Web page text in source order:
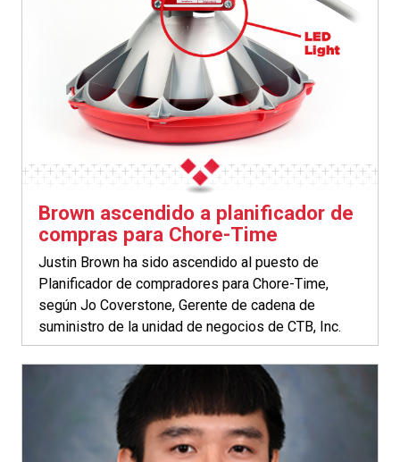
Brown ascendido a planificador de
compras para Chore-Time
Justin Brown ha sido ascendido al puesto de
Planificador de compradores para Chore-Time,
según Jo Coverstone, Gerente de cadena de
suministro de la unidad de negocios de CTB, Inc.